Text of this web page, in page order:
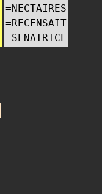
=NECTAIRES
=RECENSAIT
=SENATRICE